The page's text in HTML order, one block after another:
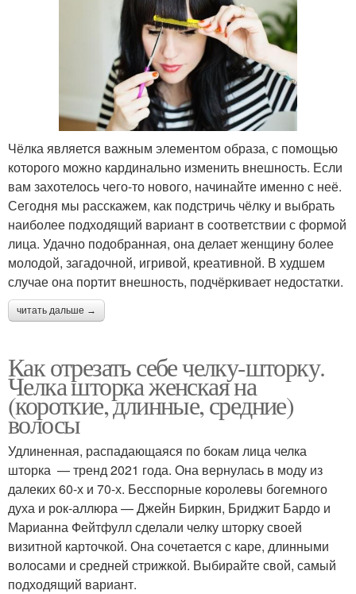
Чёлка является важным элементом образа, с помощью
которого можно кардинально изменить внешность. Если
вам захотелось чего-то нового, начинайте именно с неё.
Сегодня мы расскажем, как подстричь чёлку и выбрать
наиболее подходящий вариант в соответствии с формой
лица. Удачно подобранная, она делает женщину более
молодой, загадочной, игривой, креативной. В худшем
случае она портит внешность, подчёркивает недостатки.
читать дальше →
Как отрезать себе челку-шторку.
Челка шторка женская на
(короткие, длинные, средние)
волосы
Удлиненная, распадающаяся по бокам лица челка
шторка — тренд 2021 года. Она вернулась в моду из
далеких 60-х и 70-х. Бесспорные королевы богемного
духа и рок-аллюра — Джейн Биркин, Бриджит Бардо и
Марианна Фейтфулл сделали челку шторку своей
визитной карточкой. Она сочетается с каре, длинными
волосами и средней стрижкой. Выбирайте свой, самый
подходящий вариант.